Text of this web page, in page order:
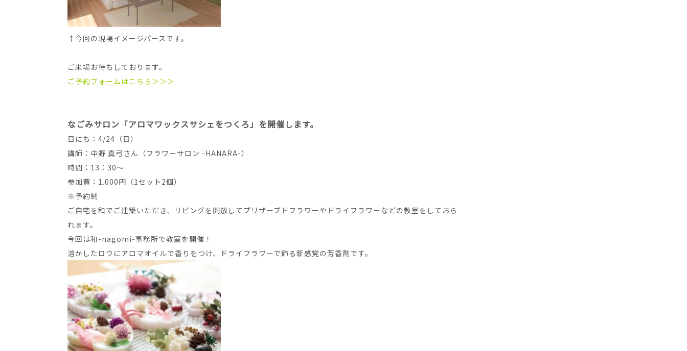
↑今回の現場イメージパースです。
ご来場お待ちしております。
ご予約フォームはこちら＞＞＞
なごみサロン「アロマワックスサシェをつくろ」を開催します。
日にち：4/24（日）
講師：中野 真弓さん（フラワーサロン -HANARA-）
時間：13：30～
参加費：1.000円（1セット2個）
※予約制
ご自宅を和でご建築いただき、リビングを開放してプリザーブドフラワーやドライフラワーなどの教室をしておら
れます。
今回は和-nagomi-事務所で教室を開催！
溶かしたロウにアロマオイルで香りをつけ、ドライフラワーで飾る新感覚の芳香剤です。